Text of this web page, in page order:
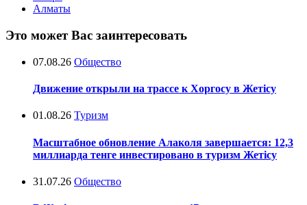
Алматы
Это может Вас заинтересовать
07.08.26 Общество
Движение открыли на трассе к Хоргосу в Жетісу
01.08.26 Туризм
Масштабное обновление Алаколя завершается: 12,3
миллиарда тенге инвестировано в туризм Жетісу
31.07.26 Общество